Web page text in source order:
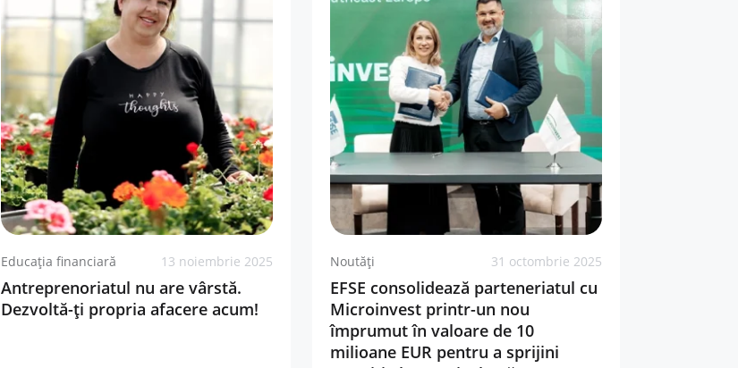
Educația financiară 13 noiembrie 2025
Antreprenoriatul nu are vârstă.
Dezvoltă-ți propria afacere acum!
Noutăți 31 octombrie 2025
EFSE consolidează parteneriatul cu
Microinvest printr-un nou
împrumut în valoare de 10
milioane EUR pentru a sprijini